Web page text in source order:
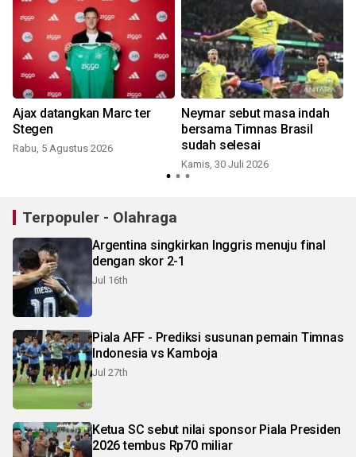
Ajax datangkan Marc ter
Stegen
Rabu, 5 Agustus 2026
Neymar sebut masa indah
bersama Timnas Brasil
sudah selesai
Kamis, 30 Juli 2026
Terpopuler - Olahraga
Argentina singkirkan Inggris menuju final
dengan skor 2-1
Jul 16th
Piala AFF - Prediksi susunan pemain Timnas
Indonesia vs Kamboja
Jul 27th
Ketua SC sebut nilai sponsor Piala Presiden
2026 tembus Rp70 miliar